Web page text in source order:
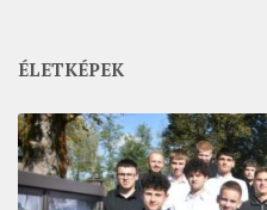
ÉLETKÉPEK